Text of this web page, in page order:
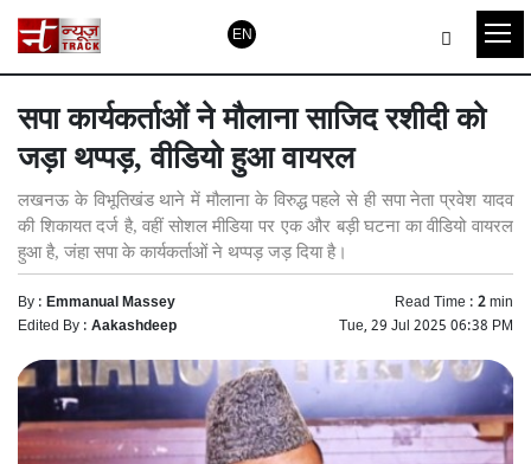
EN
सपा कार्यकर्ताओं ने मौलाना साजिद रशीदी को
जड़ा थप्पड़, वीडियो हुआ वायरल
लखनऊ के विभूतिखंड थाने में मौलाना के विरुद्ध पहले से ही सपा नेता प्रवेश यादव
की शिकायत दर्ज है, वहीं सोशल मीडिया पर एक और बड़ी घटना का वीडियो वायरल
हुआ है, जंहा सपा के कार्यकर्ताओं ने थप्पड़ जड़ दिया है।
By :Emmanual Massey Read Time :2min
Edited By :Aakashdeep Tue, 29 Jul 2025 06:38 PM